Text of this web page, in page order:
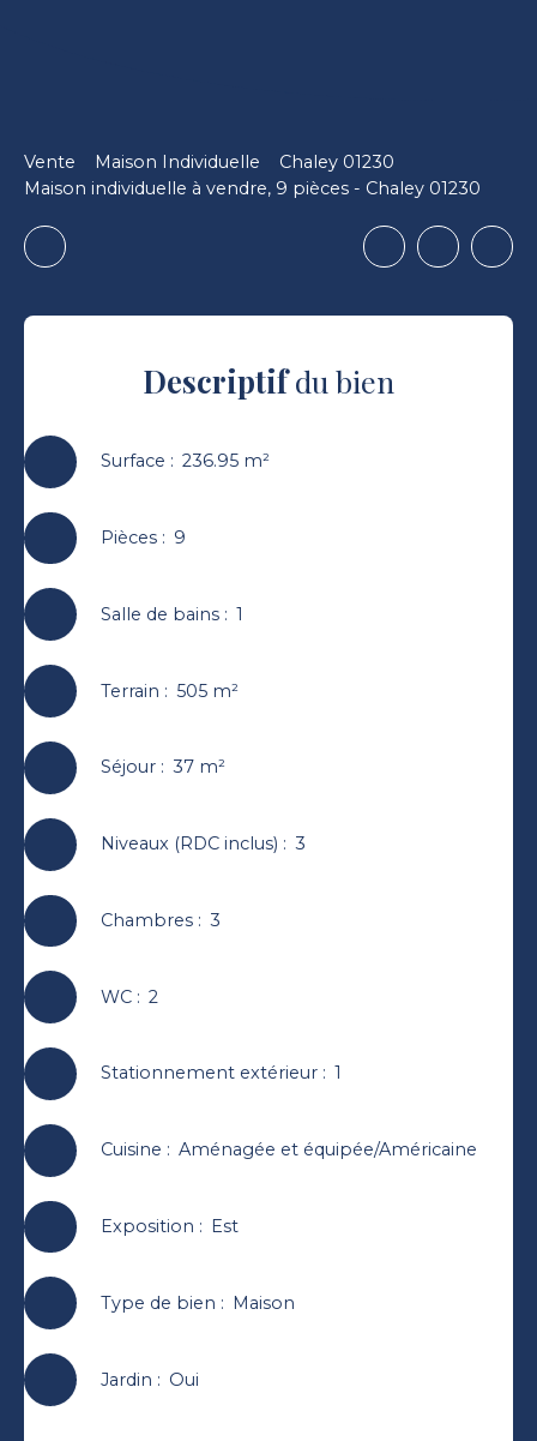
Vente Maison Individuelle
Chaley 01230
Maison individuelle à vendre, 9 pièces - Chaley 01230
Descriptifdu bien
Surface : 236.95 m²
Pièces: 9
Salle de bains: 1
Terrain : 505 m²
Séjour: 37 m²
Niveaux (RDC inclus) : 3
Chambres: 3
WC: 2
Stationnement extérieur: 1
Cuisine : Aménagée et équipée/Américaine
Exposition : Est
Type de bien : Maison
Jardin : Oui